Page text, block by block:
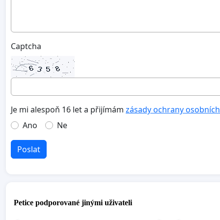
Captcha
Je mi alespoň 16 let a přijímám zásady ochrany
Ano
Ne
Poslat
Petice podporované jinými uživateli